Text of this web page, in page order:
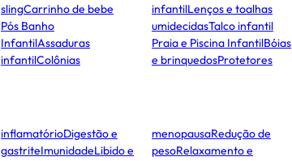
slingCarrinho de bebe
Pós Banho
InfantilAssaduras
infantilColônias
infantilLenços e toalhas
umidecidasTalco infantil
Praia e Piscina InfantilBóias
e brinquedosProtetores
inflamatórioDigestão e
gastriteImunidadeLibido e
menopausaRedução de
pesoRelaxamento e